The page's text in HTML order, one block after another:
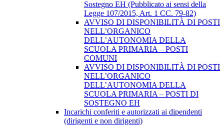
Sostegno EH (Pubblicato ai sensi della
Legge 107/2015, Art. 1 CC. 79-82)
AVVISO DI DISPONIBILITÀ DI POSTI
NELL’ORGANICO
DELL’AUTONOMIA DELLA
SCUOLA PRIMARIA – POSTI
COMUNI
AVVISO DI DISPONIBILITÀ DI POSTI
NELL’ORGANICO
DELL’AUTONOMIA DELLA
SCUOLA PRIMARIA – POSTI DI
SOSTEGNO EH
Incarichi conferiti e autorizzati ai dipendenti
(dirigenti e non dirigenti)